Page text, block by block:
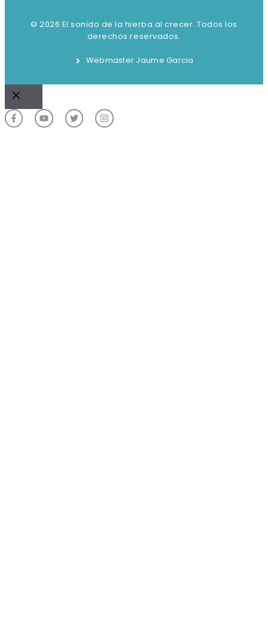
© 2026 El sonido de la hierba al crecer. Todos los
derechos reservados.
Webmaster Jaume Garcia
Cerrar